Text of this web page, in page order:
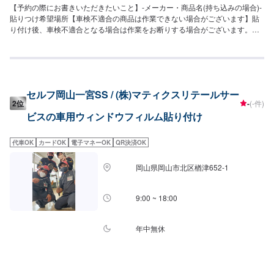
【予約の際にお書きいただきたいこと】-メーカー・商品名(持ち込みの場合)-
貼りつけ希望場所【車検不適合の商品は作業できない場合がございます】貼
り付け後、車検不適合となる場合は作業をお断りする場合がございます。ご
2位
セルフ岡山一宮SS / (株)マティクスリテールサー
ビスの車用ウィンドウフィルム貼り付け
-(-件)
代車OK カードOK 電子マネーOK QR決済OK
岡山県岡山市北区楢津652-1
9:00 ~ 18:00
年中無休